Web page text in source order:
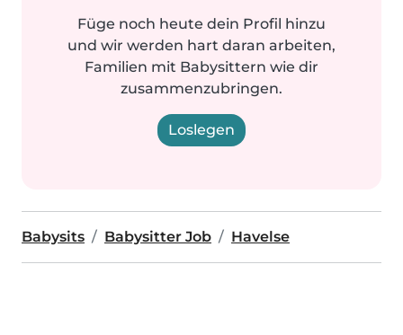
Füge noch heute dein Profil hinzu
und wir werden hart daran arbeiten,
Familien mit Babysittern wie dir
zusammenzubringen.
Loslegen
Babysits Babysitter Job Havelse